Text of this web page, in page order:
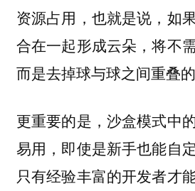
资源占用，也就是说，如
合在一起形成云朵，将不
而是去掉球与球之间重叠的
更重要的是，沙盒模式中
易用，即使是新手也能自
只有经验丰富的开发者才